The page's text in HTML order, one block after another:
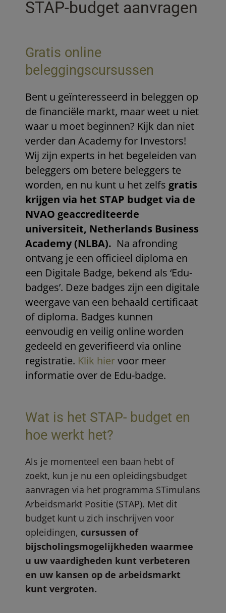
STAP-budget aanvragen
Gratis online
beleggingscursussen
Bent u geïnteresseerd in beleggen op
de financiële markt, maar weet u niet
waar u moet beginnen? Kijk dan niet
verder dan Academy for Investors!
Wij zijn experts in het begeleiden van
beleggers om betere beleggers te
worden, en nu kunt u het zelfs gratis
krijgen via het STAP budget via de
NVAO geaccrediteerde
universiteit, Netherlands Business
Academy (NLBA). Na afronding
ontvang je een officieel diploma en
een Digitale Badge, bekend als ‘Edu-
badges’. Deze badges zijn een digitale
weergave van een behaald certificaat
of diploma. Badges kunnen
eenvoudig en veilig online worden
gedeeld en geverifieerd via online
registratie. Klik hiervoor meer
informatie over de Edu-badge.
Wat is het STAP- budget en
hoe werkt het?
Als je momenteel een baan hebt of
zoekt, kun je nu een opleidingsbudget
aanvragen via het programma STimulans
Arbeidsmarkt Positie (STAP). Met dit
budget kunt u zich inschrijven voor
opleidingen, cursussen of
bijscholingsmogelijkheden waarmee
u uw vaardigheden kunt verbeteren
en uw kansen op de arbeidsmarkt
kunt vergroten.